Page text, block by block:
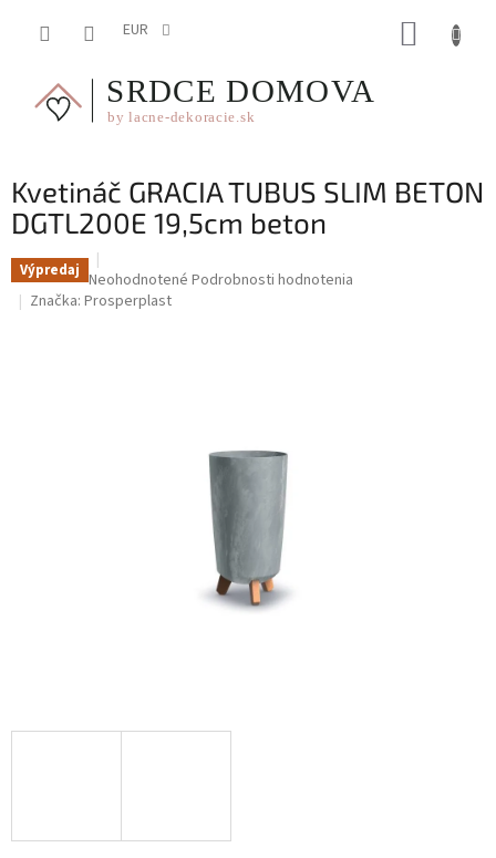
EUR
Kvetináč GRACIA TUBUS SLIM BETON
DGTL200E 19,5cm beton
Výpredaj Priemerné
hodnotenie
Neohodnotené Podrobnosti hodnotenia
Značka: Prosperplast